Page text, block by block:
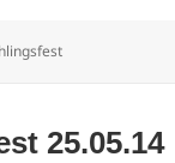
25.05.14